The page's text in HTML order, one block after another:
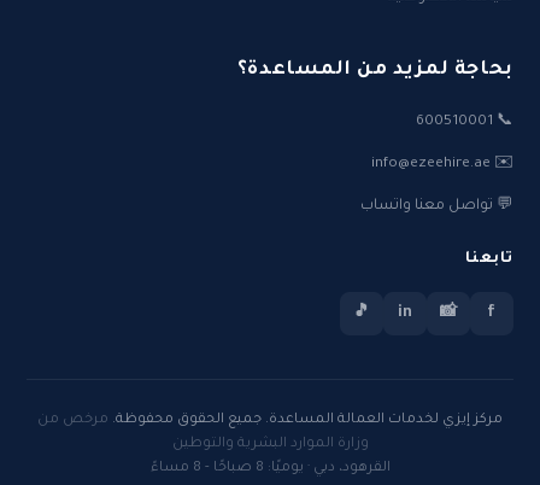
بحاجة لمزيد من المساعدة؟
📞 600510001
✉️ info@ezeehire.ae
💬 تواصل معنا واتساب
تابعنا
f
📸
in
🎵
مركز إيزي لخدمات العمالة المساعدة. جميع الحقوق محفوظة. مرخص من
وزارة الموارد البشرية والتوطين
القرهود، دبي · يوميًا: 8 صباحًا - 8 مساءً